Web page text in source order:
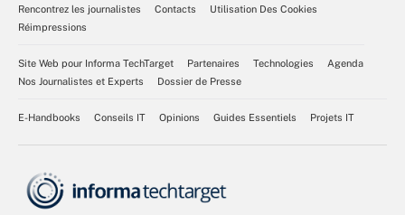
Rencontrez les journalistes
Contacts
Utilisation Des Cookies
Réimpressions
Site Web pour Informa TechTarget Partenaires Technologies
Agenda
Nos Journalistes et Experts
Dossier de Presse
E-Handbooks Conseils IT Opinions Guides Essentiels Projets IT